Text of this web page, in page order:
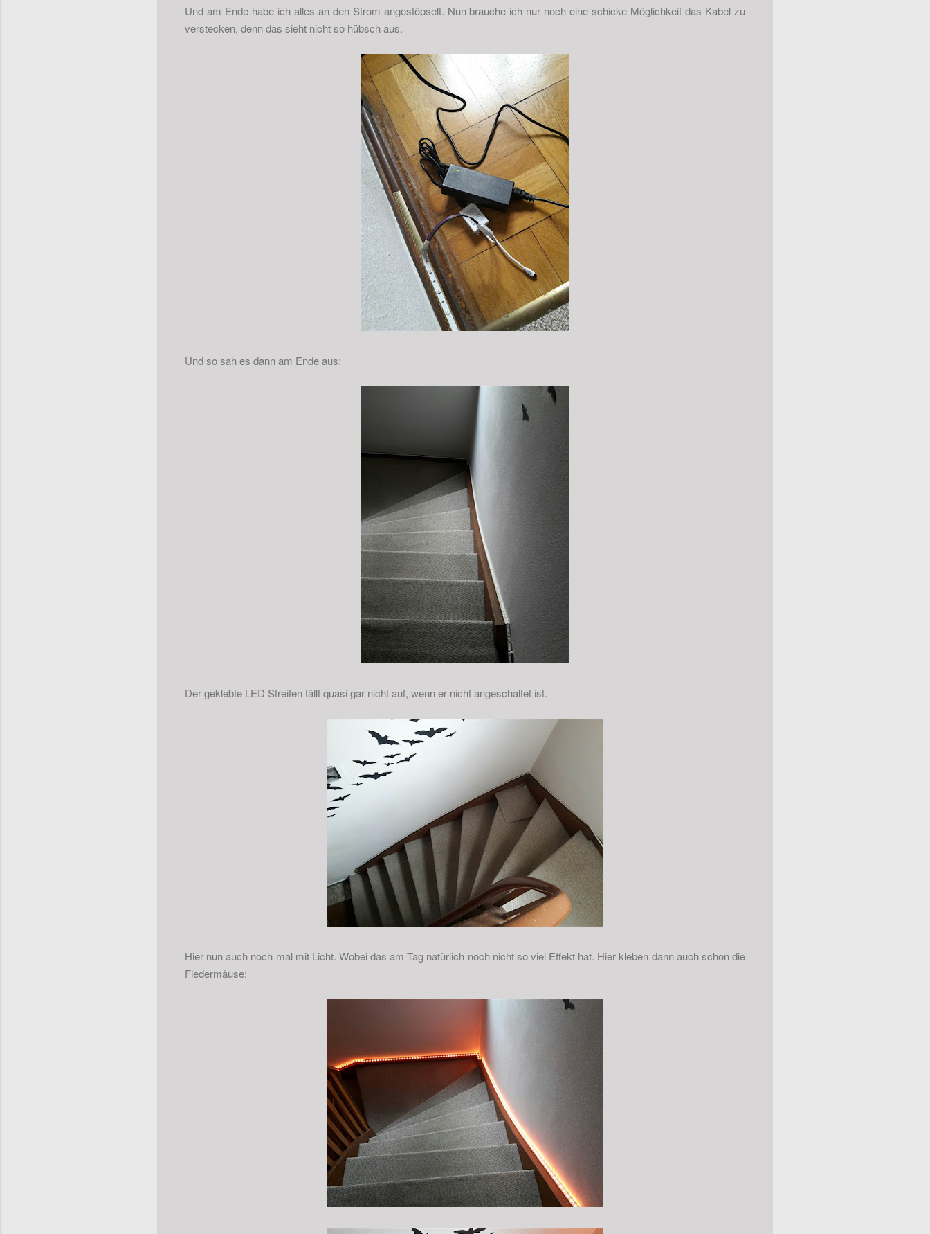
Und am Ende habe ich alles an den Strom angestöpselt. Nun brauche ich nur noch eine schicke Möglichkeit das Kabel zu
verstecken, denn das sieht nicht so hübsch aus.
Und so sah es dann am Ende aus:
Der geklebte LED Streifen fällt quasi gar nicht auf, wenn er nicht angeschaltet ist.
Hier nun auch noch mal mit Licht. Wobei das am Tag natürlich noch nicht so viel Effekt hat. Hier kleben dann auch schon die
Fledermäuse: